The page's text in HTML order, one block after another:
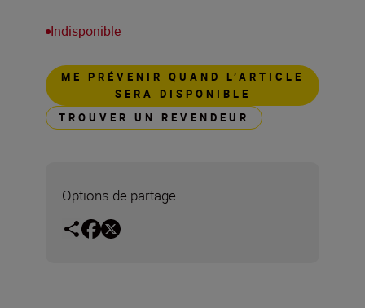
Indisponible
ME PRÉVENIR QUAND L’ARTICLE
SERA DISPONIBLE
TROUVER UN REVENDEUR
Options de partage